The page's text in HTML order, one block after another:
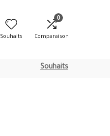
Souhaits
0
Comparaison
Souhaits